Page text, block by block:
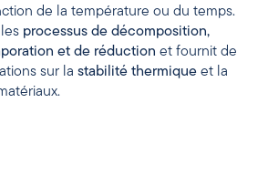
de la température ou du temps.
processus de décomposition,
et de réduction et fournit de
sur la stabilité thermique et la